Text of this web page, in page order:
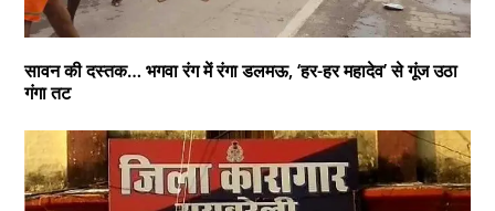
सावन की दस्तक… भगवा रंग में रंगा डलमऊ, ‘हर-हर महादेव’ से गूंज उठा
गंगा तट